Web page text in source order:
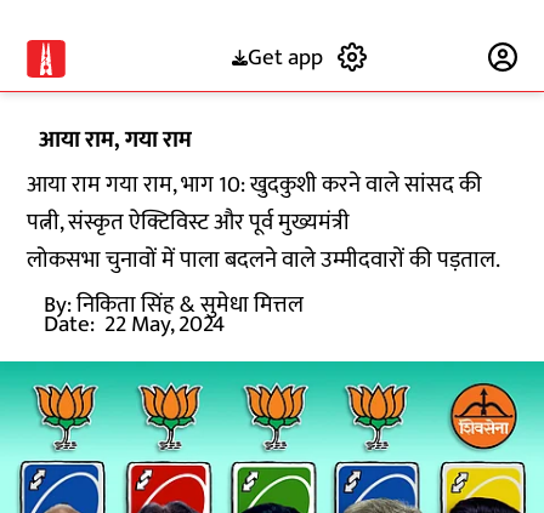
Get app
आया राम, गया राम
आया राम गया राम, भाग 10: खुदकुशी करने वाले सांसद की
पत्नी, संस्कृत ऐक्टिविस्ट और पूर्व मुख्यमंत्री
लोकसभा चुनावों में पाला बदलने वाले उम्मीदवारों की पड़ताल.
By:निकिता सिंह& सुमेधा मित्तल
Date: 22 May, 2024